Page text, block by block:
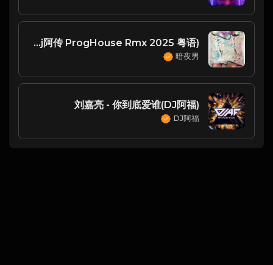
海南小崇 - 默契(Dj铭仔 vs Dj阿传 ProgHouse Rmx 2025 粤语)
暗夜男
刘嘉亮 - 你到底爱谁(DJ阿福)
DJ阿福